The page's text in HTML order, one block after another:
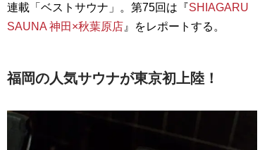
連載「ベストサウナ」。第75回は『SHIAGARU
SAUNA 神田×秋葉原店 』をレポートする。
福岡の人気サウナが東京初上陸！